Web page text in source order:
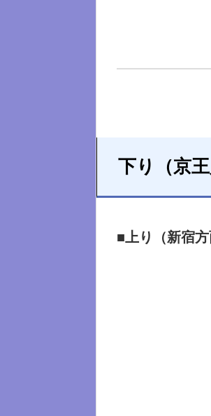
下り（京
■上り（新宿